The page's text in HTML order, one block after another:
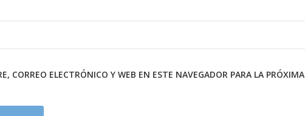
CORREO ELECTRÓNICO Y WEB EN ESTE NAVEGADOR PARA LA PRÓXIMA